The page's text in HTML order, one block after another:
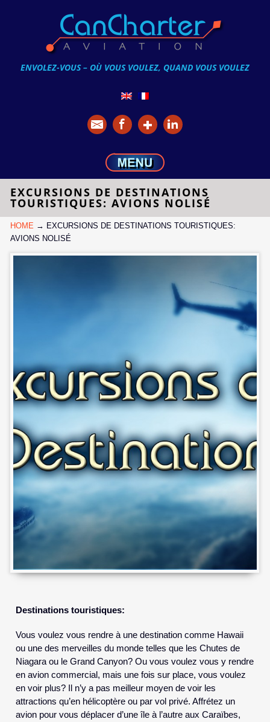
ENVOLEZ-VOUS – OÙ VOUS VOULEZ, QUAND VOUS VOULEZ
EXCURSIONS DE DESTINATIONS
TOURISTIQUES: AVIONS NOLISÉ
HOME → EXCURSIONS DE DESTINATIONS TOURISTIQUES:
AVIONS NOLISÉ
Destinations touristiques:
Vous voulez vous rendre à une destination comme Hawaii
ou une des merveilles du monde telles que les Chutes de
Niagara ou le Grand Canyon? Ou vous voulez vous y rendre
en avion commercial, mais une fois sur place, vous voulez
en voir plus? Il n’y a pas meilleur moyen de voir les
attractions qu’en hélicoptère ou par vol privé. Affrétez un
avion pour vous déplacer d’une île à l’autre aux Caraïbes,